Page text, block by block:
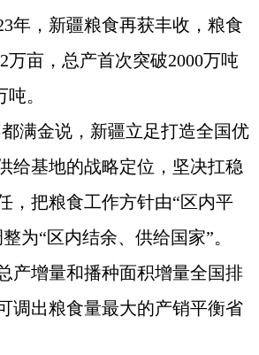
年，新疆粮食再获丰收，粮食
万亩，总产首次突破2000万吨
。
满金说，新疆立足打造全国优
给基地的战略定位，坚决扛稳
，把粮食工作方针由“区内平
为“区内结余、供给国家”。
产增量和播种面积增量全国排
调出粮食量最大的产销平衡省